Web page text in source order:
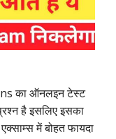
n
का ऑनलइन टेस्ट
है इसलिए इसका
में बोहत फायदा